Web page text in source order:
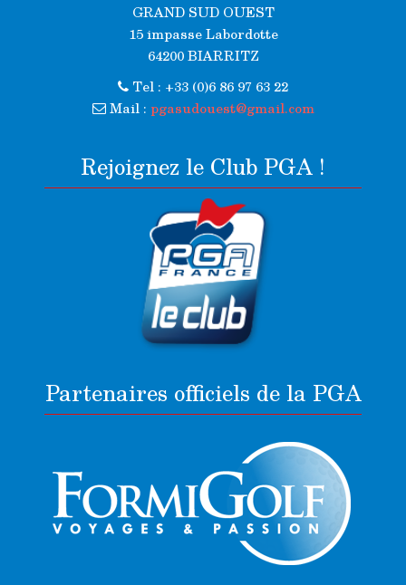
GRAND SUD OUEST
15 impasse Labordotte
64200 BIARRITZ
Tel : +33 (0)6 86 97 63 22
Mail : pgasudouest@gmail.com
Rejoignez le Club PGA !
Partenaires officiels de la PGA